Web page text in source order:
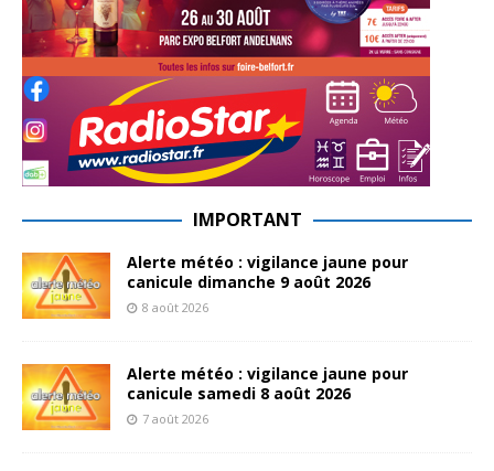
IMPORTANT
Alerte météo : vigilance jaune pour
canicule dimanche 9 août 2026
8 août 2026
Alerte météo : vigilance jaune pour
canicule samedi 8 août 2026
7 août 2026